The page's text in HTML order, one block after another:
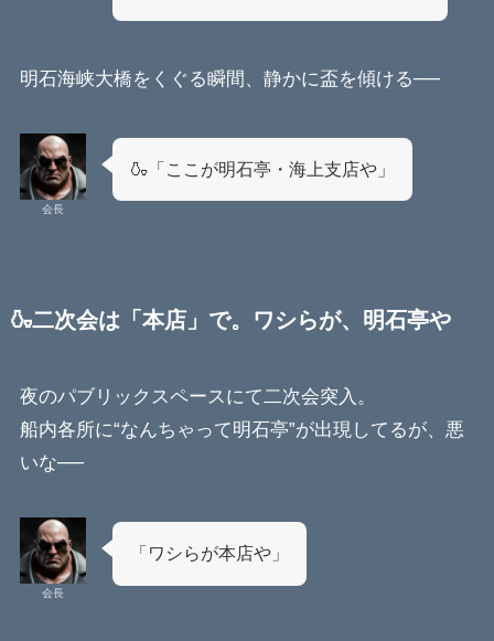
明石海峡大橋をくぐる瞬間、静かに盃を傾ける──
会長
🍶「ここが明石亭・海上支店や」
🍶二次会は「本店」で。ワシらが、明石亭や
夜のパブリックスペースにて二次会突入。
船内各所に“なんちゃって明石亭”が出現してるが、悪
いな──
会長
「ワシらが本店や」